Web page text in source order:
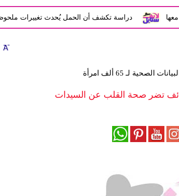
دراسة تكشف أن الحمل يُحدث تغييرات ملحوظة في
لـ 65 ألف امرأة
تضر صحة القلب عن السيدات